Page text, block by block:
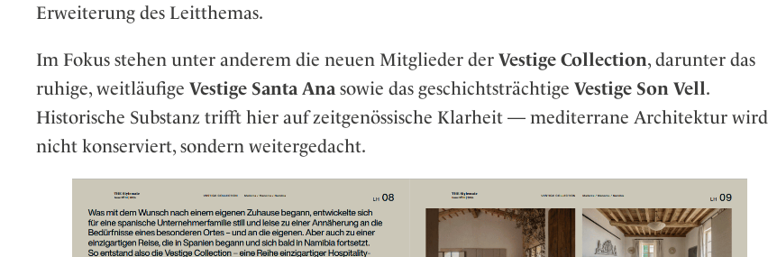
Erweiterung des Leitthemas.
Im Fokus stehen unter anderem die neuen Mitglieder der Vestige Collection, darunter das
ruhige, weitläufige Vestige Santa Ana sowie das geschichtsträchtige Vestige Son Vell.
Historische Substanz trifft hier auf zeitgenössische Klarheit — mediterrane Architektur wird
nicht konserviert, sondern weitergedacht.